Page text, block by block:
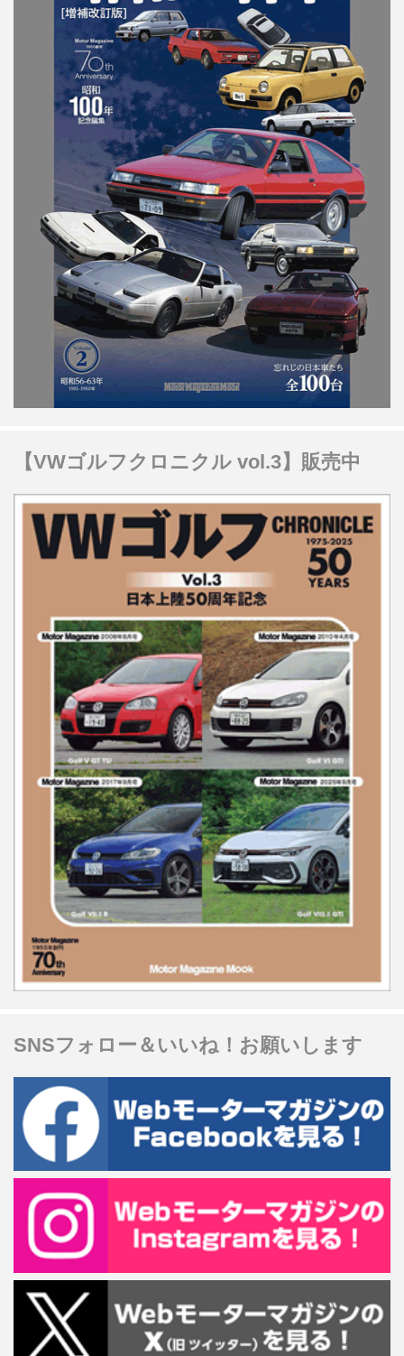
【VWゴルフクロニクル vol.3】販売中
SNSフォロー＆いいね！お願いします